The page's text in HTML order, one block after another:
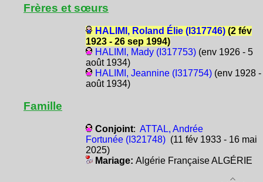
Frères et sœurs
HALIMI, Roland Élie (I317746)(2 fév
1923 - 26 sep 1994)
HALIMI, Mady (I317753)(env 1926 - 5
août 1934)
HALIMI, Jeannine (I317754)(env 1928 -
août 1934)
Famille
Conjoint: ATTAL, Andrée
Fortunée (I321748)(11 fév 1933 - 16 mai
2025)
Mariage: Algérie Française ALGÉRIE